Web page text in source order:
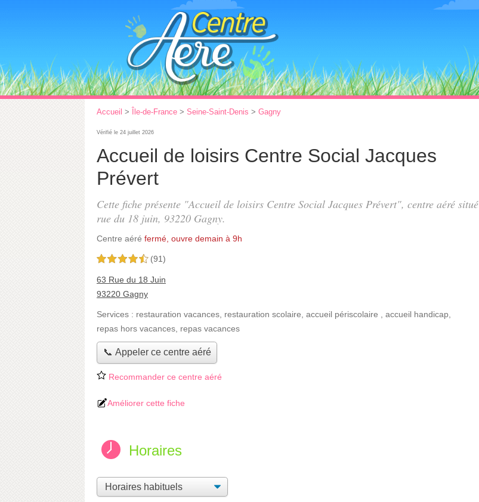
Accueil > Île-de-France > Seine-Saint-Denis > Gagny
Vérifié le 24 juillet 2026
Accueil de loisirs Centre Social Jacques
Prévert
Cette fiche présente "Accueil de loisirs Centre Social Jacques Prévert", centre aéré situé
rue du 18 juin, 93220 Gagny.
Centre aéré fermé, ouvre demain à 9h
4,5 étoiles sur 5 (91)
63 Rue du 18 Juin
93220 Gagny
Services : restauration vacances restauration scolaire accueil périscolaire accueil handicap
repas hors vacances repas vacances
📞 Appeler ce centre aéré
Recommander ce centre aéré
Améliorer cette fiche
Horaires